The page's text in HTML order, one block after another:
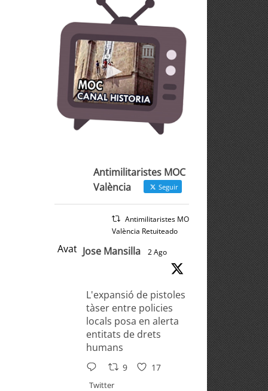
Antimilitaristes MOC
València
Seguir
Antimilitaristes MOC
València Retuiteado
AvatarJose Mansilla 2 Ago
L'expansió de pistoles
tàser entre policies
locals posa en alerta
entitats de drets
humans
9 17
Twitter